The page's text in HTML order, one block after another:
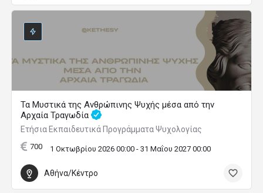
Τα Μυστικά της Ανθρώπινης Ψυχής μέσα από την
Αρχαία Τραγωδία
Ετήσια Εκπαιδευτικά Προγράμματα Ψυχολογίας
700 1 Οκτωβρίου 2026 00:00 - 31 Μαΐου 2027 00:00
Αθήνα/Κέντρο